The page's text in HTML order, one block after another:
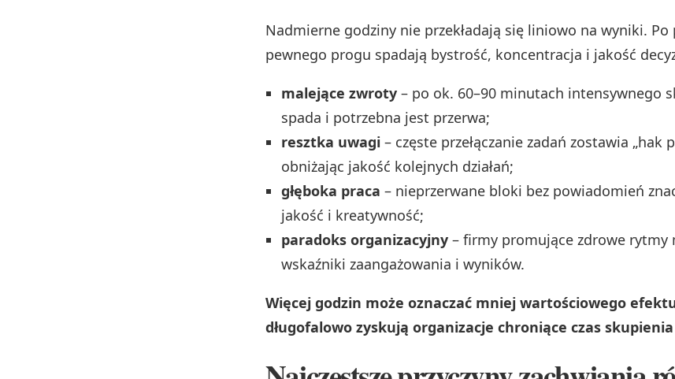
Nadmierne godziny nie przekładają się liniowo na wyniki. Po
pewnego progu spadają bystrość, koncentracja i jakość
malejące zwroty – po ok. 60–90 minutach intensywnego
spada i potrzebna jest przerwa;
resztka uwagi – częste przełączanie zadań zostawia „hak
obniżając jakość kolejnych działań;
głęboka praca – nieprzerwane bloki bez powiadomień
jakość i kreatywność;
paradoks organizacyjny – firmy promujące zdrowe rytmy
wskaźniki zaangażowania i wyników.
Więcej godzin może oznaczać mniej wartościowego
długofalowo zyskują organizacje chroniące czas